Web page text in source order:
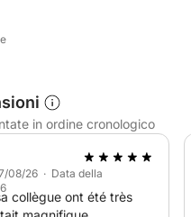
in ordine cronologico
08/26 · Data della
collègue ont été très